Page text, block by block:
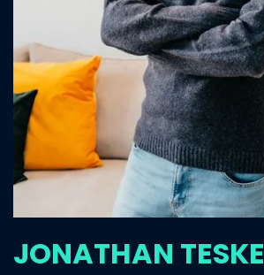
JONATHAN TESKE